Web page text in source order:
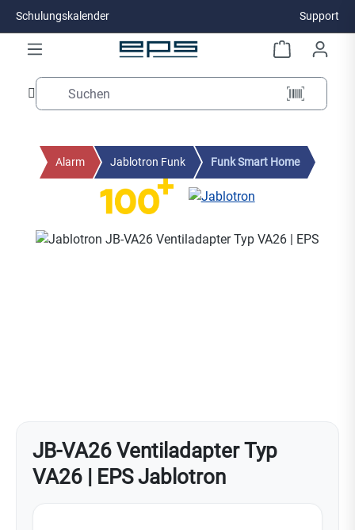
Zum Hauptinhalt springen
Schulungskalender Support
Alarm Jablotron Funk Funk Smart Home
Bildergalerie überspringen
JB-VA26 Ventiladapter Typ
VA26 | EPS Jablotron